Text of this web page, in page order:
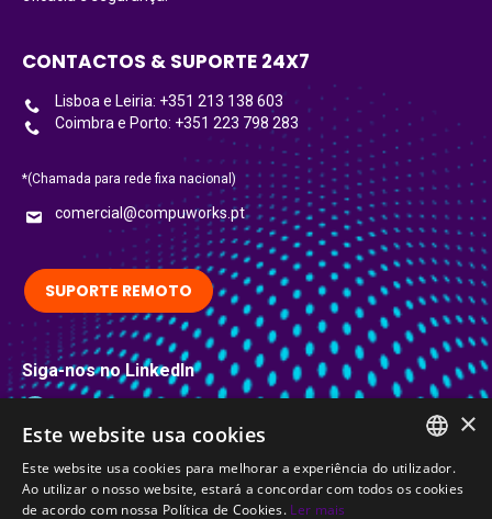
CONTACTOS & SUPORTE 24X7
Lisboa e Leiria: +351 213 138 603
Coimbra e Porto: +351 223 798 283
*(Chamada para rede fixa nacional)
comercial@compuworks.pt
SUPORTE REMOTO
Siga-nos no LinkedIn
LinkedIn
Certificações
PORTUGUESE
×
Este website usa cookies
Este website usa cookies para melhorar a experiência do utilizador.
Ao utilizar o nosso website, estará a concordar com todos os cookies
de acordo com nossa Política de Cookies. Ler mais